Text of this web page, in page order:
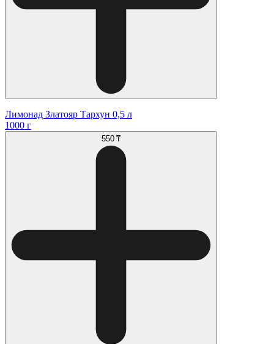
Лимонад Златояр Тархун 0,5 л
1000 г
550 ₸